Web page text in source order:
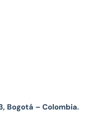
Bogotá – Colombia.